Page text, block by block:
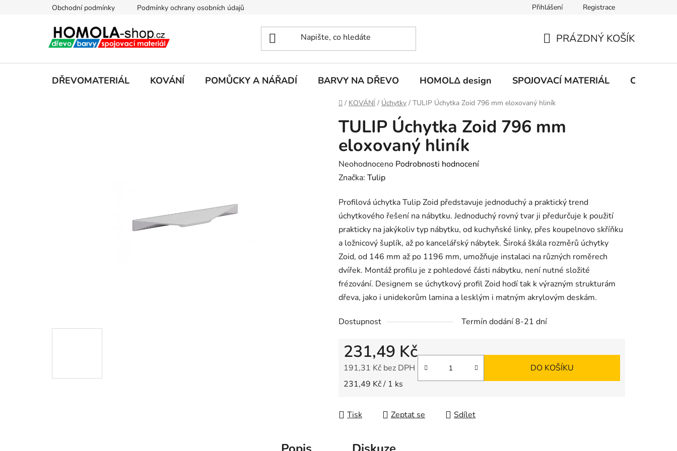
Obchodní podmínky Podmínky ochrany osobních údajů Přihlášení Registrace
KOŠÍK
PRÁZDNÝ KOŠÍK
DŘEVOMATERIÁL KOVÁNÍ POMŮCKY A NÁŘADÍ BARVY NA DŘEVO HOMOLΔ design SPOJOVACÍ MATERIÁL CHEMIE
Domů
/ KOVÁNÍ / Úchytky / TULIP Úchytka Zoid 796 mm eloxovaný hliník
TULIP Úchytka Zoid 796 mm
eloxovaný hliník
Průměrné
hodnocení
je
0,0
z
5
hvězdiček.
Neohodnoceno Podrobnosti hodnocení
Značka: Tulip
Profilová úchytka Tulip Zoid představuje jednoduchý a praktický trend
úchytkového řešení na nábytku. Jednoduchý rovný tvar ji předurčuje k použití
prakticky na jakýkoliv typ nábytku, od kuchyňské linky, přes koupelnovo skříňku
a ložnicový šuplík, až po kancelářský nábytek. Široká škála rozměrů úchytky
Zoid, od 146 mm až po 1196 mm, umožňuje instalaci na různých roměrech
dvířek. Montáž profilu je z pohledové části nábytku, není nutné složité
frézování. Designem se úchytkový profil Zoid hodí tak k výrazným strukturám
dřeva, jako i unidekorům lamina a lesklým i matným akrylovým deskám.
Dostupnost Termín dodání 8-21 dní
231,49 Kč
191,31 Kč bez DPH
Měrná cena:
231,49 Kč / 1 ks
DO KOŠÍKU
Tisk Zeptat se Sdílet